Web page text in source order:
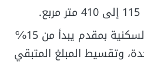
يوجد تقسيط للوحدات السكنية بمقدم يبدأ من 15℅
وتقسيط المبلغ المتبقي